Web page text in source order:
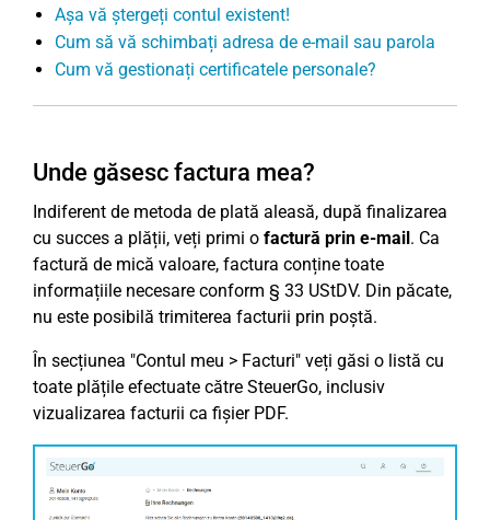
Așa vă ștergeți contul existent!
Cum să vă schimbați adresa de e-mail sau parola
Cum vă gestionați certificatele personale?
Unde găsesc factura mea?
Indiferent de metoda de plată aleasă, după finalizarea
cu succes a plății, veți primi o factură prin e-mail. Ca
factură de mică valoare, factura conține toate
informațiile necesare conform § 33 UStDV. Din păcate,
nu este posibilă trimiterea facturii prin poștă.
În secțiunea "Contul meu > Facturi" veți găsi o listă cu
toate plățile efectuate către SteuerGo, inclusiv
vizualizarea facturii ca fișier PDF.